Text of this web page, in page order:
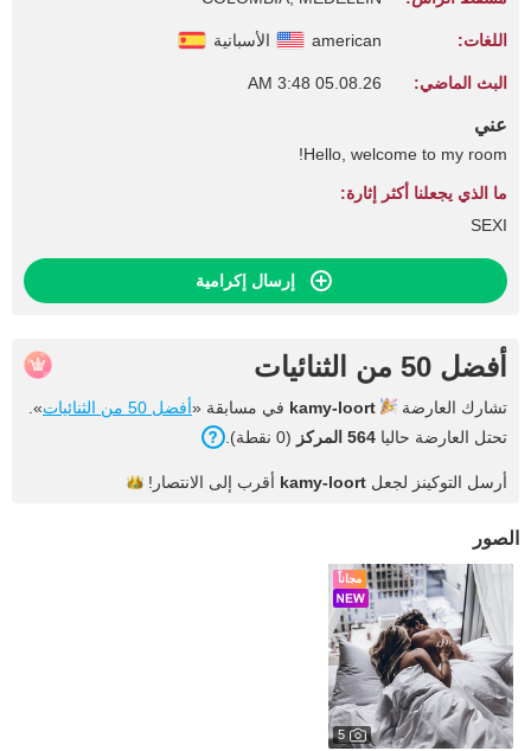
اللغات: american الأسبانية
البث الماضي: 05.08.26 3:48 AM
عني
Hello, welcome to my room!
ما الذي يجعلنا أكثر إثارة:
SEXI
إرسال إكرامية
أفضل 50 من الثنائيات
تشارك العارضة kamy-loort في مسابقة «أفضل 50 من الثنائيات
».
تحتل العارضة حاليا 564 المركز (0 نقطة).
أرسل التوكينز لجعل kamy-loort أقرب إلى الانتصار!
الصور
مجاناً
5